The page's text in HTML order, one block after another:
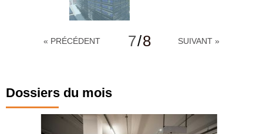
« PRÉCÉDENT 7/8 SUIVANT »
Dossiers du mois